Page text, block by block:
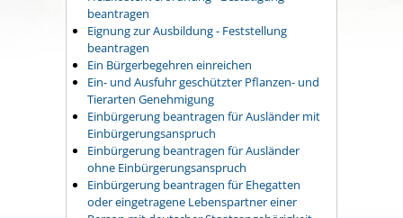
beantragen
Eignung zur Ausbildung - Feststellung
beantragen
Ein Bürgerbegehren einreichen
Ein- und Ausfuhr geschützter Pflanzen- und
Tierarten Genehmigung
Einbürgerung beantragen für Ausländer mit
Einbürgerungsanspruch
Einbürgerung beantragen für Ausländer
ohne Einbürgerungsanspruch
Einbürgerung beantragen für Ehegatten
oder eingetragene Lebenspartner einer